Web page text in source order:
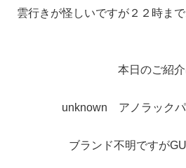
雲行きが怪しいですが２２時ま
本日のご紹
unknown アノラックパ
ブランド不明ですが